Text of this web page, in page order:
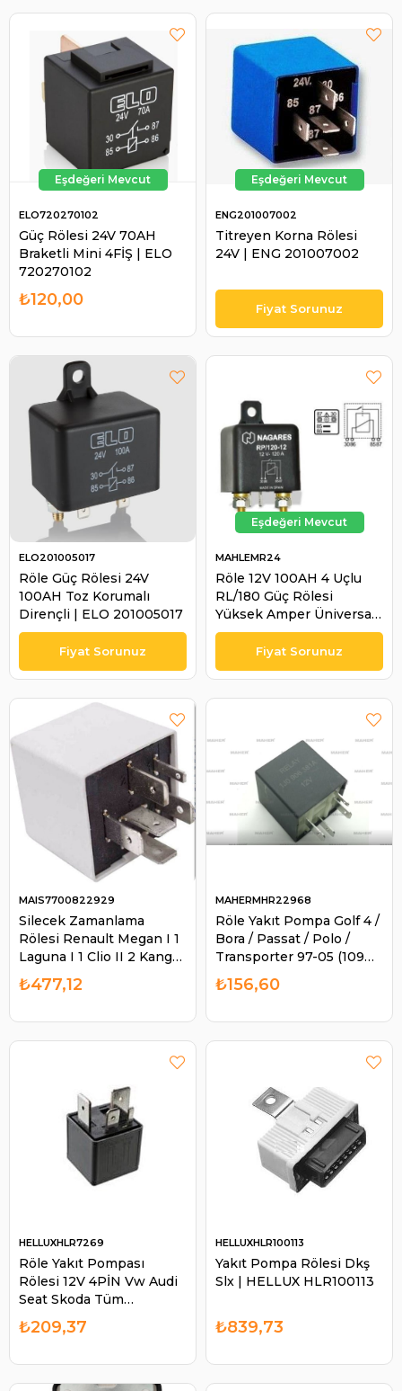
Güç Rölesi 24V 70AH
Braketli Mini 4FİŞ | ELO
720270102
ELO720270102
₺120,00
Titreyen Korna Rölesi
24V | ENG 201007002
ENG201007002
Röle Güç Rölesi 24V
100AH Toz Korumalı
Dirençli | ELO 201005017
ELO201005017
Röle 12V 100AH 4 Uçlu
RL/180 Güç Rölesi
Yüksek Amper Üniversal |
MAHLE MR24
MAHLEMR24
Silecek Zamanlama
Rölesi Renault Megan I 1
Laguna I 1 Clio II 2 Kango
II 2 | MAIS 7700822929
MAIS7700822929
₺477,12
Röle Yakıt Pompa Golf 4 /
Bora / Passat / Polo /
Transporter 97-05 (109
No) 1J0906381A | MAHER
MHR22968
MAHERMHR22968
₺156,60
Röle Yakıt Pompası
Rölesi 12V 4PİN Vw Audi
Seat Skoda Tüm
Modellere | HELLUX
HLR7269
HELLUXHLR7269
₺209,37
Yakıt Pompa Rölesi Dkş
Slx | HELLUX HLR100113
HELLUXHLR100113
₺839,73